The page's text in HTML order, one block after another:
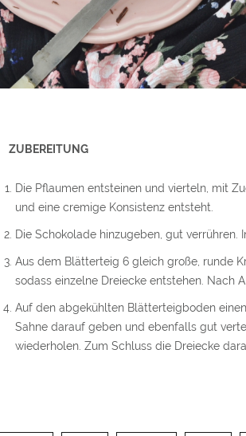
ZUBEREITUNG
Die Pflaumen entsteinen und vierteln, mit
und eine cremige Konsistenz entsteht.
Die Schokolade hinzugeben, gut
Aus dem Blätterteig 6 gleich große, runde
sodass einzelne Dreiecke entstehen. Nach
Auf den abgekühlten Blätterteigboden
Sahne darauf geben und ebenfalls gut
wiederholen. Zum Schluss die Dreiecke